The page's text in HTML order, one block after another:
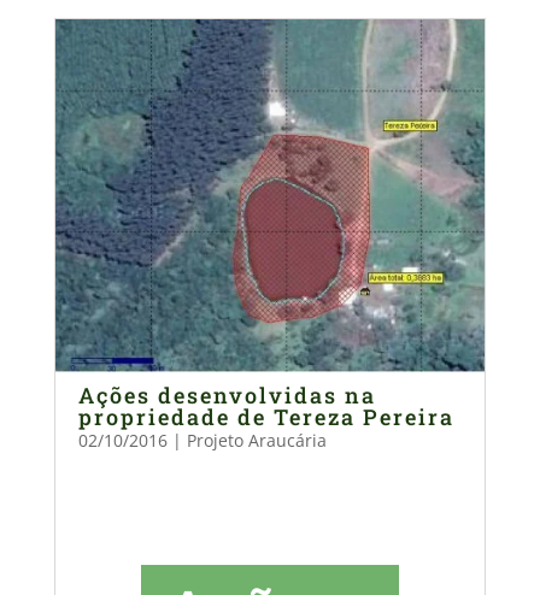
Ações desenvolvidas na
propriedade de Tereza Pereira
02/10/2016| Projeto Araucária